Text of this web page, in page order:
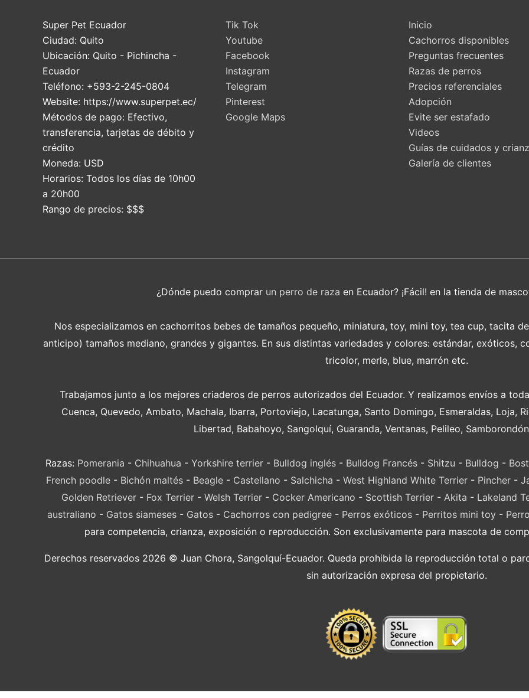
Super Pet Ecuador
Ciudad: Quito
Ubicación: Quito - Pichincha -
Ecuador
Teléfono: +593-2-245-0804
Website: https://www.superpet.ec/
Métodos de pago: Efectivo,
transferencia, tarjetas de débito y
crédito
Moneda: USD
Horarios: Todos los días de 10h00
a 20h00
Rango de precios: $$$
Tik Tok
Youtube
Facebook
Instagram
Telegram
Pinterest
Google Maps
Inicio
Cachorros disponibles
Preguntas frecuentes
Razas de perros
Precios referenciales
Adopción
Evite ser estafado
Videos
Guías de cuidados y
Galería de clientes
¿Dónde puedo comprar un perro de raza en Ecuador? ¡Fácil! en la tienda de
Nos especializamos en cachorritos bebes de tamaños pequeño, miniatura, toy, mini toy, tea cup, tacita
anticipo) tamaños mediano, grandes y gigantes. En sus distintas variedades y colores: estándar, exóticos,
tricolor, merle, blue, marrón etc.
Trabajamos junto a los mejores criaderos de perros autorizados del Ecuador. Y realizamos envíos a
Cuenca, Quevedo, Ambato, Machala, Ibarra, Portoviejo, Lacatunga, Santo Domingo, Esmeraldas, Loja,
Libertad, Babahoyo, Sangolquí, Guaranda, Ventanas, Pelileo,
Razas: Pomerania - Chihuahua - Yorkshire terrier - Bulldog inglés - Bulldog Francés - Shitzu - Bulldog -
French poodle- Bichón maltés- Beagle- Castellano - Salchicha - West Highland White Terrier- Pincher-
Golden Retriever- Fox Terrier- Welsh Terrier- Cocker Americano - Scottish Terrier- Akita - Lakeland
australiano - Gatos siameses- Gatos- Cachorros con pedigree- Perros exóticos- Perritos mini toy-
para competencia, crianza, exposición o reproducción. Son exclusivamente para mascota de
Derechos reservados 2026 © Juan Chora, Sangolquí-Ecuador. Queda prohibida la reproducción total o
sin autorización expresa del propietario.